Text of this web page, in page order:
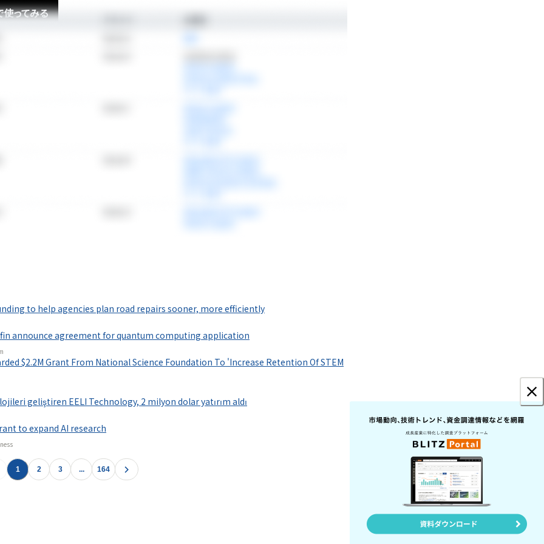
ってみる
ってみる
to help agencies plan road repairs sooner, more efficiently
announce agreement for quantum computing application
$2.2M Grant From National Science Foundation To 'Increase Retention Of STEM
geliştiren EELI Technology, 2 milyon dolar yatırım aldı
to expand AI research
1 2 3 ... 164